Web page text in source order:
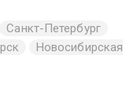
медиарейтинг